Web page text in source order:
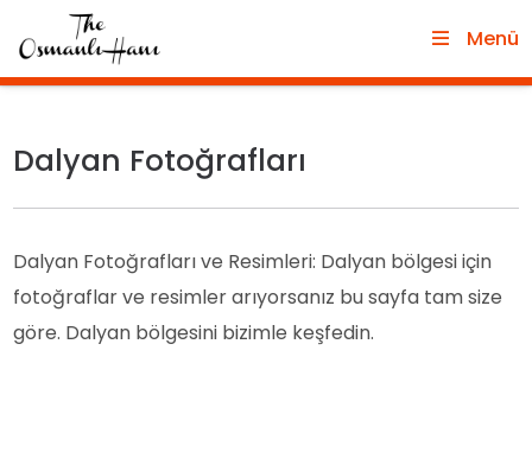
Menü
Dalyan Fotoğrafları
Dalyan Fotoğrafları ve Resimleri: Dalyan bölgesi için
fotoğraflar ve resimler arıyorsanız bu sayfa tam size
göre. Dalyan bölgesini bizimle keşfedin.